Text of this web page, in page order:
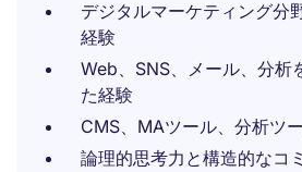
デジタルマーケティング分
経験
Web、SNS、メール、分析
た経験
CMS、MAツール、分析ツ
論理的思考力と構造的なコ